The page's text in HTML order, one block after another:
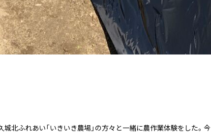
北ふれあい「いきいき農場」の方々と一緒に農作業体験をした。